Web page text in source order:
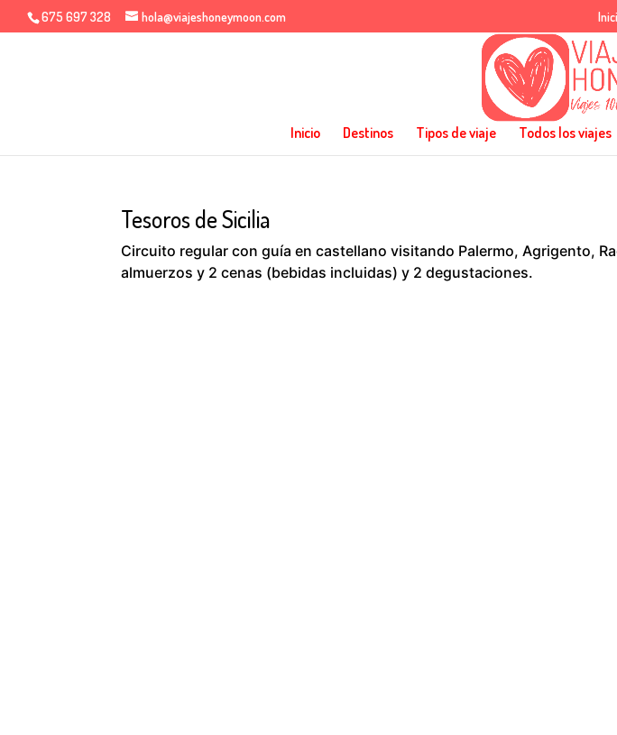
675 697 328 hola@viajeshoneymoon.com
Inicio Destinos Tipos de viaje Todos los viajes
Tesoros de Sicilia
Circuito regular con guía en castellano visitando Palermo, Agrigento,
almuerzos y 2 cenas (bebidas incluidas) y 2 degustaciones.